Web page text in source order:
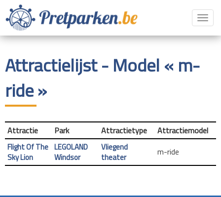
Attractielijst - Model « m-
ride »
Attractie Park Attractietype Attractiemodel
Flight Of The
Sky Lion
LEGOLAND
Windsor
Vliegend
theater
m-ride